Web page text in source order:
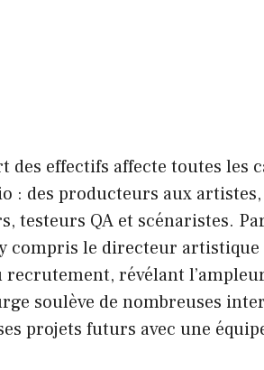
des effectifs affecte toutes les
: des producteurs aux artistes,
testeurs QA et scénaristes.
compris le directeur artistique
recrutement, révélant
soulève de nombreuses
projets futurs avec une